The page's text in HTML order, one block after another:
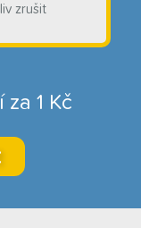
zrušit
1 Kč